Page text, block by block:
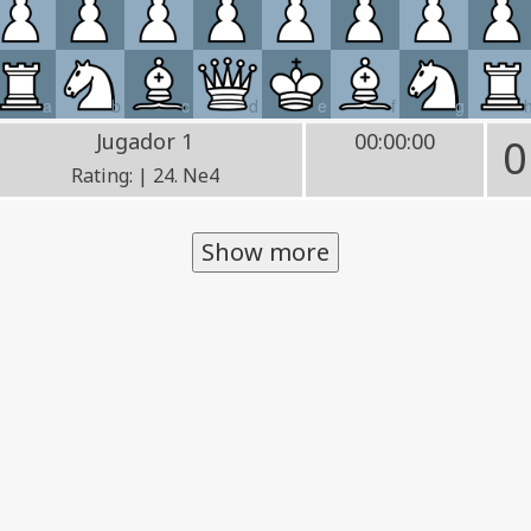
a b c d e f g
Jugador 1
Rating: | 24. Ne4
00:00:00 0
Show more